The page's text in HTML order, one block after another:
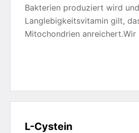
Bakterien produziert wird
Langlebigkeitsvitamin gilt,
Mitochondrien
L-Cystein